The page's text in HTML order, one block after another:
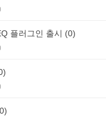
플러그인 출시 (0)